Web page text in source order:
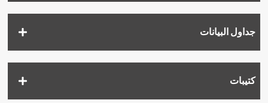
جداول البيانات
كتيبات